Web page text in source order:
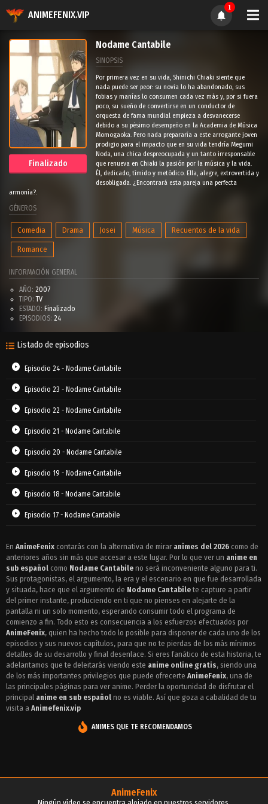
ANIMEFENIX.VIP
1
Finalizado
Nodame Cantabile
SINOPSIS
Por primera vez en su vida, Shinichi Chiaki siente que
nada puede ser peor: su novia lo ha abandonado, sus
fobias y manías lo consumen cada vez más y, por si fuera
poco, su sueño de convertirse en un conductor de
orquesta de fama mundial empieza a desvanecerse
debido a su pésimo desempeño en la Academia de Música
Momogaoka. Pero nada prepararía a este arrogante joven
prodigio para el impacto que en su vida tendría Megumi
Noda, una chica despreocupada y un tanto irresponsable
que renueva en Chiaki la pasión por la música y la vida.
Él, dedicado, tímido y metódico. Ella, alegre, extrovertida y
desobligada. ¿Encontrará esta pareja una perfecta
armonía?.
GÉNEROS
Comedia Drama Josei Música Recuentos de la vida
Romance
INFORMACIÓN GENERAL
AÑO: 2007
TIPO: TV
ESTADO: Finalizado
EPISODIOS: 24
Listado de episodios
Episodio 24 - Nodame Cantabile
Episodio 23 - Nodame Cantabile
Episodio 22 - Nodame Cantabile
Episodio 21 - Nodame Cantabile
Episodio 20 - Nodame Cantabile
Episodio 19 - Nodame Cantabile
Episodio 18 - Nodame Cantabile
Episodio 17 - Nodame Cantabile
Episodio 15 - Nodame Cantabile
Episodio 14 - Nodame Cantabile
Episodio 13 - Nodame Cantabile
Episodio 12 - Nodame Cantabile
Episodio 11 - Nodame Cantabile
Episodio 10 - Nodame Cantabile
Episodio 9 - Nodame Cantabile
Episodio 8 - Nodame Cantabile
Episodio 7 - Nodame Cantabile
Episodio 4 - Nodame Cantabile
En AnimeFenix contarás con la alternativa de mirar animes del 2026 como de
anteriores años sin más que accesar a este lugar. Por lo que ver un anime en
sub español como Nodame Cantabile no será inconveniente alguno para ti.
Sus protagonistas, el argumento, la era y el escenario en que fue desarrollada
y situada, hace que el argumento de Nodame Cantabile te capture a partir
del primer instante, produciendo en ti que no pienses en alejarte de la
pantalla ni un solo momento, esperando consumir todo el programa de
comienzo a fin. Todo esto es consecuencia a los esfuerzos efectuados por
AnimeFenix, quien ha hecho todo lo posible para disponer de cada uno de los
episodios y sus nuevos capítulos, para que no te pierdas de los más mínimos
detalles de su desarrollo y final desenlace. Si eres fanático de esta historia, te
adelantamos que te deleitarás viendo este anime online gratis, siendo una
de los más importantes privilegios que puede ofrecerte AnimeFenix, una de
las principales páginas para ver anime. Perder la oportunidad de disfrutar el
principal anime en sub español no es viable. Así que goza a cabalidad de tu
visita a Animefenix.vip
ANIMES QUE TE RECOMENDAMOS
AnimeFenix